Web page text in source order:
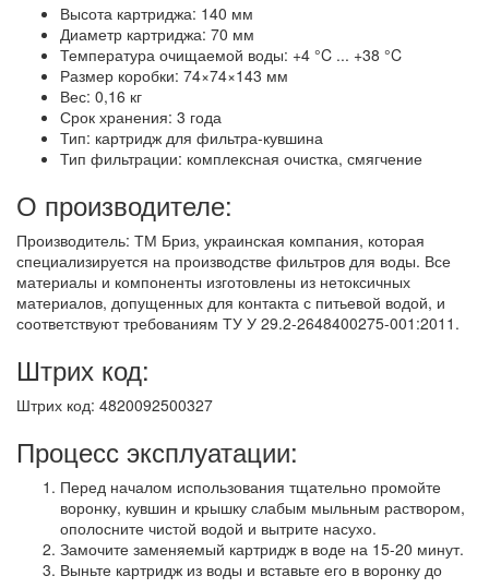
Высота картриджа: 140 мм
Диаметр картриджа: 70 мм
Температура очищаемой воды: +4 °C ... +38 °C
Размер коробки: 74×74×143 мм
Вес: 0,16 кг
Срок хранения: 3 года
Тип: картридж для фильтра-кувшина
Тип фильтрации: комплексная очистка, смягчение
О производителе:
Производитель: ТМ Бриз, украинская компания, которая
специализируется на производстве фильтров для воды. Все
материалы и компоненты изготовлены из нетоксичных
материалов, допущенных для контакта с питьевой водой, и
соответствуют требованиям ТУ У 29.2-2648400275-001:2011.
Штрих код:
Штрих код: 4820092500327
Процесс эксплуатации:
Перед началом использования тщательно промойте
воронку, кувшин и крышку слабым мыльным раствором,
ополосните чистой водой и вытрите насухо.
Замочите заменяемый картридж в воде на 15-20 минут.
Выньте картридж из воды и вставьте его в воронку до